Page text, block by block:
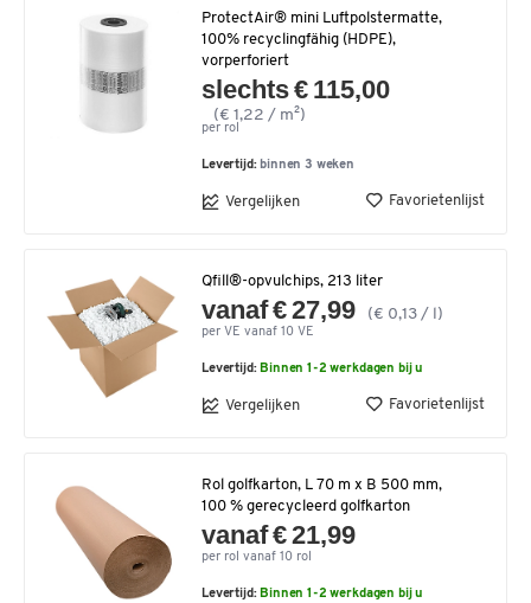
ProtectAir® mini Luftpolstermatte,
100% recyclingfähig (HDPE),
vorperforiert
slechts € 115,00
(€ 1,22 / m²)
per rol
Levertijd: binnen 3 weken
Vergelijken Favorietenlijst
Qfill®-opvulchips, 213 liter
vanaf € 27,99 (€ 0,13 / l)
per VE vanaf 10 VE
Levertijd: Binnen 1-2 werkdagen bij u
Vergelijken Favorietenlijst
Rol golfkarton, L 70 m x B 500 mm,
100 % gerecycleerd golfkarton
vanaf € 21,99
per rol vanaf 10 rol
Levertijd: Binnen 1-2 werkdagen bij u